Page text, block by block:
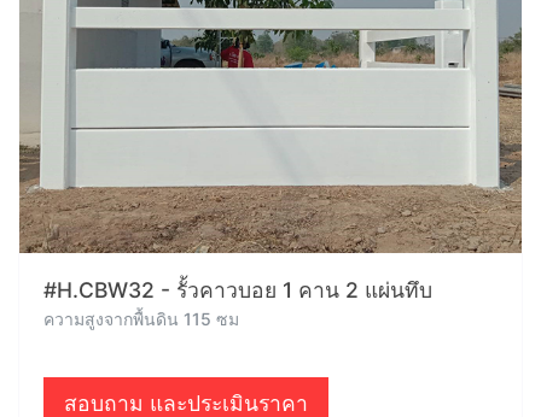
#H.CBW32 - รั้วคาวบอย 1 คาน 2 แผ่นทึบ
ความสูงจากพื้นดิน 115 ซม
สอบถาม และประเมินราคา